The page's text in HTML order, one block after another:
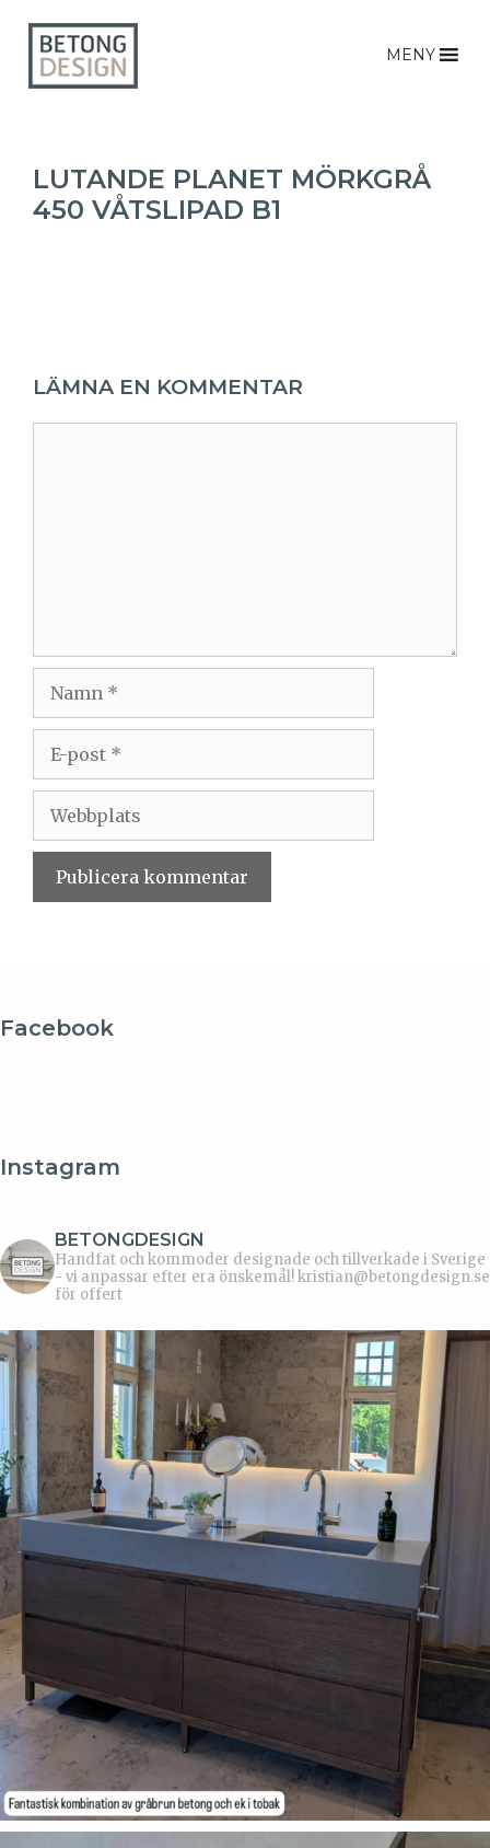
MENY
LUTANDE PLANET MÖRKGRÅ
450 VÅTSLIPAD B1
LÄMNA EN KOMMENTAR
Facebook
Instagram
BETONGDESIGN
Handfat och kommoder designade och tillverkade i Sverige
- vi anpassar efter era önskemål!kristian@betongdesign.se
för offert